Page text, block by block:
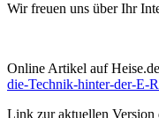
Wir freuen uns über Ihr
Online Artikel auf
die-Technik-hinter-der-E-
Link zur aktuellen Version